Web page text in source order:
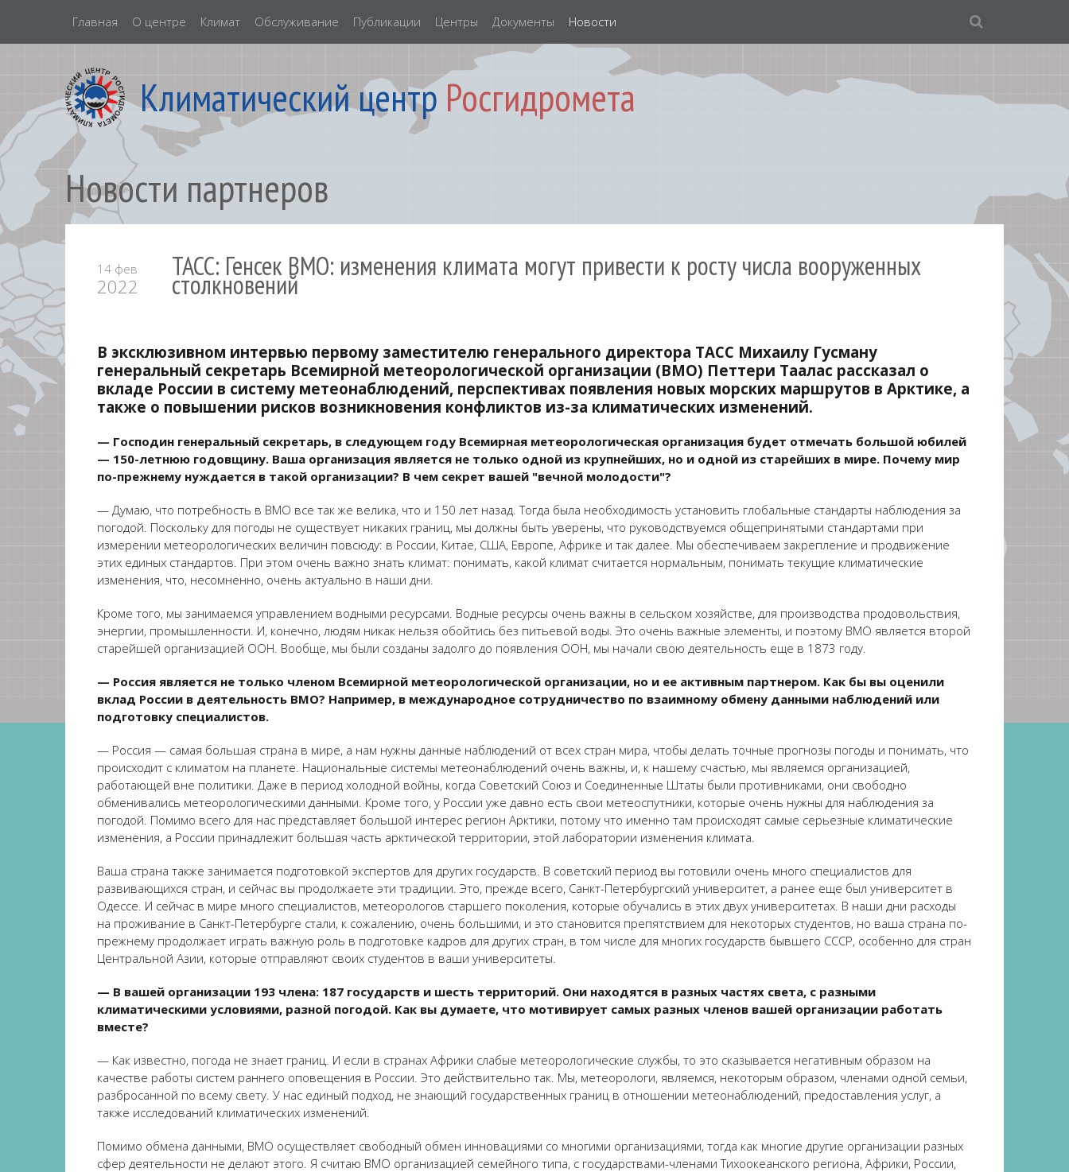
Главная О центре Климат Обслуживание Публикации Центры Документы Новости
Климатический центр Росгидромета
Новости партнеров
14 фев
2022
ТАСС: Генсек ВМО: изменения климата могут привести к росту числа вооруженных
столкновений
В эксклюзивном интервью первому заместителю генерального директора ТАСС Михаилу Гусману
генеральный секретарь Всемирной метеорологической организации (ВМО) Петтери Таалас рассказал о
вкладе России в систему метеонаблюдений, перспективах появления новых морских маршрутов в Арктике, а
также о повышении рисков возникновения конфликтов из-за климатических изменений.
— Господин генеральный секретарь, в следующем году Всемирная метеорологическая организация будет отмечать большой юбилей
— 150-летнюю годовщину. Ваша организация является не только одной из крупнейших, но и одной из старейших в мире. Почему мир
по-прежнему нуждается в такой организации? В чем секрет вашей "вечной молодости"?
— Думаю, что потребность в ВМО все так же велика, что и 150 лет назад. Тогда была необходимость установить глобальные стандарты наблюдения за
погодой. Поскольку для погоды не существует никаких границ, мы должны быть уверены, что руководствуемся общепринятыми стандартами при
измерении метеорологических величин повсюду: в России, Китае, США, Европе, Африке и так далее. Мы обеспечиваем закрепление и продвижение
этих единых стандартов. При этом очень важно знать климат: понимать, какой климат считается нормальным, понимать текущие климатические
изменения, что, несомненно, очень актуально в наши дни.
Кроме того, мы занимаемся управлением водными ресурсами. Водные ресурсы очень важны в сельском хозяйстве, для производства продовольствия,
энергии, промышленности. И, конечно, людям никак нельзя обойтись без питьевой воды. Это очень важные элементы, и поэтому ВМО является второй
старейшей организацией ООН. Вообще, мы были созданы задолго до появления ООН, мы начали свою деятельность еще в 1873 году.
— Россия является не только членом Всемирной метеорологической организации, но и ее активным партнером. Как бы вы оценили
вклад России в деятельность ВМО? Например, в международное сотрудничество по взаимному обмену данными наблюдений или
подготовку специалистов.
— Россия — самая большая страна в мире, а нам нужны данные наблюдений от всех стран мира, чтобы делать точные прогнозы погоды и понимать, что
происходит с климатом на планете. Национальные системы метеонаблюдений очень важны, и, к нашему счастью, мы являемся организацией,
работающей вне политики. Даже в период холодной войны, когда Советский Союз и Соединенные Штаты были противниками, они свободно
обменивались метеорологическими данными. Кроме того, у России уже давно есть свои метеоспутники, которые очень нужны для наблюдения за
погодой. Помимо всего для нас представляет большой интерес регион Арктики, потому что именно там происходят самые серьезные климатические
изменения, а России принадлежит большая часть арктической территории, этой лаборатории изменения климата.
Ваша страна также занимается подготовкой экспертов для других государств. В советский период вы готовили очень много специалистов для
развивающихся стран, и сейчас вы продолжаете эти традиции. Это, прежде всего, Санкт-Петербургский университет, а ранее еще был университет в
Одессе. И сейчас в мире много специалистов, метеорологов старшего поколения, которые обучались в этих двух университетах. В наши дни расходы
на проживание в Санкт-Петербурге стали, к сожалению, очень большими, и это становится препятствием для некоторых студентов, но ваша страна по-
прежнему продолжает играть важную роль в подготовке кадров для других стран, в том числе для многих государств бывшего СССР, особенно для стран
Центральной Азии, которые отправляют своих студентов в ваши университеты.
— В вашей организации 193 члена: 187 государств и шесть территорий. Они находятся в разных частях света, с разными
климатическими условиями, разной погодой. Как вы думаете, что мотивирует самых разных членов вашей организации работать
вместе?
— Как известно, погода не знает границ. И если в странах Африки слабые метеорологические службы, то это сказывается негативным образом на
качестве работы систем раннего оповещения в России. Это действительно так. Мы, метеорологи, являемся, некоторым образом, членами одной семьи,
разбросанной по всему свету. У нас единый подход, не знающий государственных границ в отношении метеонаблюдений, предоставления услуг, а
также исследований климатических изменений.
Помимо обмена данными, ВМО осуществляет свободный обмен инновациями со многими организациями, тогда как многие другие организации разных
сфер деятельности не делают этого. Я считаю ВМО организацией семейного типа, с государствами-членами Тихоокеанского региона, Африки, России,